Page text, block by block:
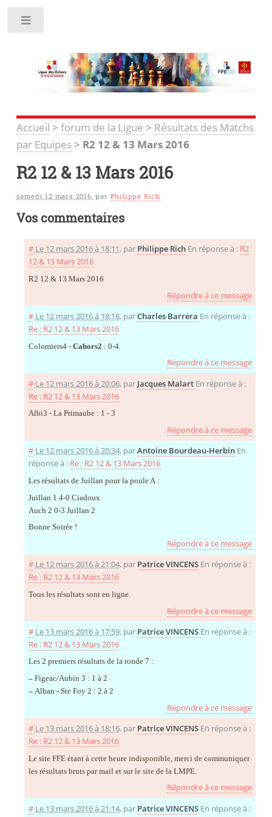
Accueil > forum de la Ligue > Résultats des Matchs
par Equipes> R2 12 & 13 Mars 2016
R2 12 & 13 Mars 2016
samedi 12 mars 2016,par Philippe Rich
Vos commentaires
# Le 12 mars 2016 à 18:11, par Philippe Rich En réponse à : R2
12 & 13 Mars 2016
R2 12 & 13 Mars 2016
Répondre à ce message
# Le 12 mars 2016 à 18:18, parCharles Barrera En réponse à :
Re : R2 12 & 13 Mars 2016
Colomiers4 - Cahors2 : 0-4
Répondre à ce message
# Le 12 mars 2016 à 20:06, par Jacques Malart En réponse à :
Re : R2 12 & 13 Mars 2016
Albi3 - La Primaube : 1 - 3
Répondre à ce message
# Le 12 mars 2016 à 20:34, parAntoine Bourdeau-Herbin En
réponse à : Re : R2 12 & 13 Mars 2016
Les résultats de Juillan pour la poule A :
Juillan 1 4-0 Ciadoux
Auch 2 0-3 Juillan 2
Bonne Soirée !
Répondre à ce message
# Le 12 mars 2016 à 21:04, par Patrice VINCENS En réponse à :
Re : R2 12 & 13 Mars 2016
Tous les résultats sont en ligne.
Répondre à ce message
# Le 13 mars 2016 à 17:59, par Patrice VINCENS En réponse à :
Re : R2 12 & 13 Mars 2016
Les 2 premiers résultats de la ronde 7 :
–Figeac/Aubin 3 : 1 à 2
–Alban - Ste Foy 2 : 2 à 2
Répondre à ce message
# Le 13 mars 2016 à 18:16, par Patrice VINCENS En réponse à :
Re : R2 12 & 13 Mars 2016
Le site FFE étant à cette heure indisponible, merci de communiquer
les résultats bruts par mail et sur le site de la LMPE.
Répondre à ce message
# Le 13 mars 2016 à 21:14, par Patrice VINCENS En réponse à :